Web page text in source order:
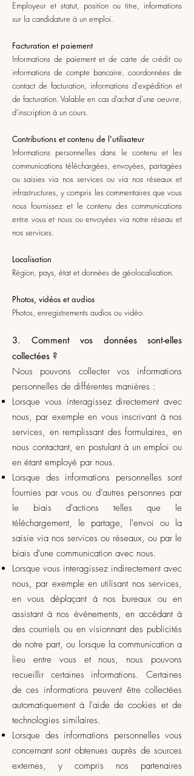
Employeur et statut, position ou titre, informations
sur la candidature à un emploi.
Facturation et paiement
Informations de paiement et de carte de crédit ou
informations de compte bancaire, coordonnées de
contact de facturation, informations d'expédition et
de facturation. Valable en cas d’achat d’une oeuvre,
d’inscription à un cours.
Contributions et contenu de l'utilisateur
Informations personnelles dans le contenu et les
communications téléchargées, envoyées, partagées
ou saisies via nos services ou via nos réseaux et
infrastructures, y compris les commentaires que vous
nous fournissez et le contenu des communications
entre vous et nous ou envoyées via notre réseau et
nos services.
Localisation
Région, pays, état et données de géolocalisation.
Photos, vidéos et audios
Photos, enregistrements audios ou vidéo.
3. Comment vos données sont-elles
collectées ?
Nous pouvons collecter vos informations
personnelles de différentes manières :
Lorsque vous interagissez directement avec
nous, par exemple en vous inscrivant à nos
services, en remplissant des formulaires, en
nous contactant, en postulant à un emploi ou
en étant employé par nous.
Lorsque des informations personnelles sont
fournies par vous ou d'autres personnes par
le biais d'actions telles que le
téléchargement, le partage, l'envoi ou la
saisie via nos services ou réseaux, ou par le
biais d'une communication avec nous.
Lorsque vous interagissez indirectement avec
nous, par exemple en utilisant nos services,
en vous déplaçant à nos bureaux ou en
assistant à nos événements, en accédant à
des courriels ou en visionnant des publicités
de notre part, ou lorsque la communication a
lieu entre vous et nous, nous pouvons
recueillir certaines informations. Certaines
de ces informations peuvent être collectées
automatiquement à l'aide de cookies et de
technologies similaires.
Lorsque des informations personnelles vous
concernant sont obtenues auprès de sources
externes, y compris nos partenaires